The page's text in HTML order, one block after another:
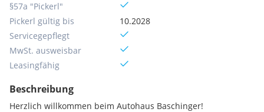
§57a "Pickerl"
Pickerl gültig bis
10.2028
Servicegepflegt
MwSt. ausweisbar
Leasingfähig
Beschreibung
Herzlich willkommen beim Autohaus Baschinger!